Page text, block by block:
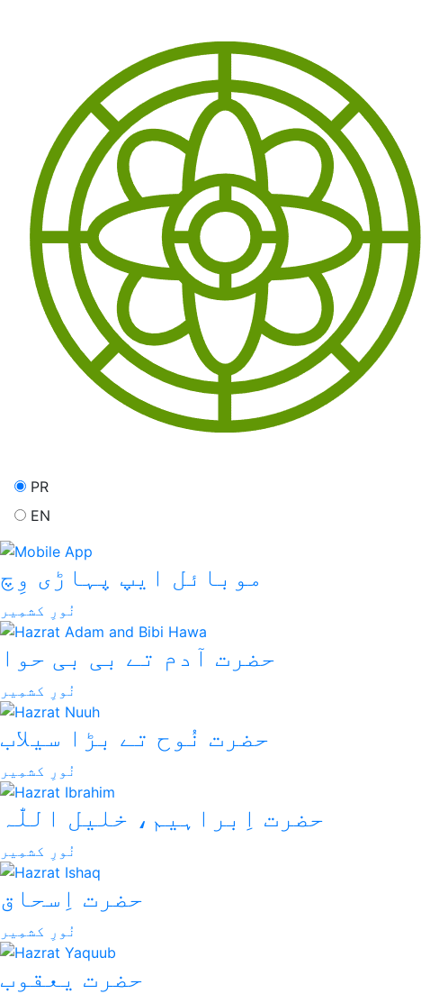
PR
EN
موبائل ایپ پہاڑی وِچ
نُورِ کشمِیر
حضرت آدم تے بی بی حوا
نُورِ کشمِیر
حضرت نُوح تے بڑا سیلاب
نُورِ کشمِیر
حضرت اِبراہیم، خلیل اللّٰہ
نُورِ کشمِیر
حضرت اِسحاق
نُورِ کشمِیر
حضرت یعقوب